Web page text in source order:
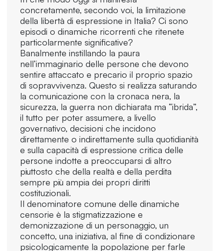
concretamente, secondo voi, la limitazione
della libertà di espressione in Italia? Ci sono
episodi o dinamiche ricorrenti che ritenete
particolarmente significative?
Banalmente instillando la paura
nell’immaginario delle persone che devono
sentire attaccato e precario il proprio spazio
di sopravvivenza. Questo si realizza saturando
la comunicazione con la cronaca nera, la
sicurezza, la guerra non dichiarata ma “ibrida”,
il tutto per poter assumere, a livello
governativo, decisioni che incidono
direttamente o indirettamente sulla quotidianità
e sulla capacità di espressione critica delle
persone indotte a preoccuparsi di altro
piuttosto che della realtà e della perdita
sempre più ampia dei propri diritti
costituzionali.
Il denominatore comune delle dinamiche
censorie è la stigmatizzazione e
demonizzazione di un personaggio, un
concetto, una iniziativa, al fine di condizionare
psicologicamente la popolazione per farle